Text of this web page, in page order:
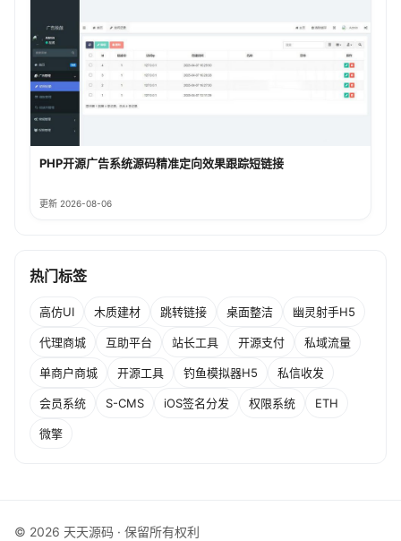
PHP开源广告系统源码精准定向效果跟踪短链接
更新 2026-08-06
热门标签
高仿UI 木质建材 跳转链接 桌面整洁 幽灵射手H5
代理商城 互助平台 站长工具 开源支付 私域流量
单商户商城 开源工具 钓鱼模拟器H5 私信收发
会员系统 S-CMS iOS签名分发 权限系统 ETH
微擎
© 2026 天天源码 · 保留所有权利